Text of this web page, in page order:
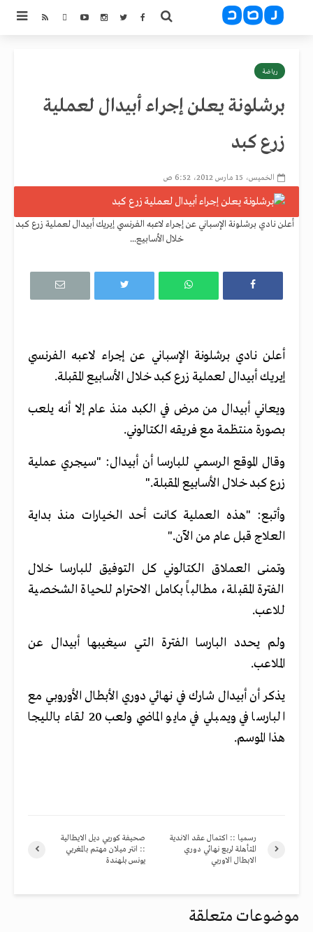
رياضة
برشلونة يعلن إجراء أبيدال لعملية
زرع كبد
الخميس، 15 مارس 2012، 6:52 ص
أعلن نادي برشلونة الإسباني عن إجراء لاعبه الفرنسي إيريك أبيدال لعملية زرع كبد
خلال الأسابيع...
أعلن نادي برشلونة الإسباني عن إجراء لاعبه الفرنسي
إيريك أبيدال لعملية زرع كبد خلال الأسابيع المقبلة.
ويعاني أبيدال من مرض في الكبد منذ عام إلا أنه يلعب
بصورة منتظمة مع فريقه الكتالوني.
وقال الموقع الرسمي للبارسا أن أبيدال: "سيجري عملية
زرع كبد خلال الأسابيع المقبلة."
وأتبع: "هذه العملية كانت أحد الخيارات منذ بداية
العلاج قبل عام من الآن."
وتمنى العملاق الكتالوني كل التوفيق للبارسا خلال
الفترة المقبلة، مطالباً بكامل الاحترام للحياة الشخصية
للاعب.
ولم يحدد البارسا الفترة التي سيغيبها أبيدال عن
الملاعب.
يذكر أن أبيدال شارك في نهائي دوري الأبطال الأوروبي مع
البارسا في ويمبلي في مايو الماضي ولعب 20 لقاء بالليجا
هذا الموسم.
صحيفة كوريي ديل الايطالية
:: انتر ميلان مهتم بالمغربي
يونس بلهندة
رسميا :: اكتمال عقد الاندية
المتأهلة لربع نهائي دوري
الابطال الاوربي
موضوعات متعلقة